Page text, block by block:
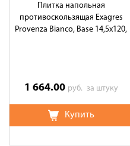
Плитка напольная
противоскользящая Exagres
Provenza Bianco, Base 14,5x120,
1 664.00 руб. за штуку
Купить